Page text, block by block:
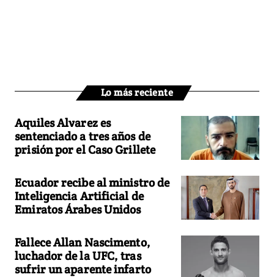
Lo más reciente
Aquiles Alvarez es
sentenciado a tres años de
prisión por el Caso Grillete
Ecuador recibe al ministro de
Inteligencia Artificial de
Emiratos Árabes Unidos
Fallece Allan Nascimento,
luchador de la UFC, tras
sufrir un aparente infarto